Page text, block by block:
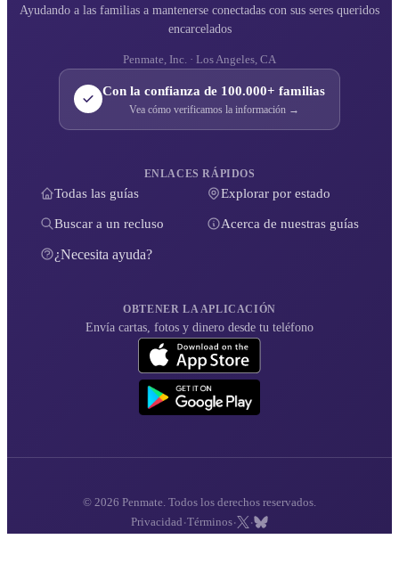
Ayudando a las familias a mantenerse conectadas con sus seres queridos
encarcelados
Penmate, Inc. · Los Angeles, CA
Con la confianza de 100.000+ familias
Vea cómo verificamos la información →
ENLACES RÁPIDOS
Todas las guías Explorar por estado
Buscar a un recluso Acerca de nuestras guías
¿Necesita ayuda?
OBTENER LA APLICACIÓN
Envía cartas, fotos y dinero desde tu teléfono
© 2026 Penmate. Todos los derechos reservados.
Privacidad ·Términos· ·